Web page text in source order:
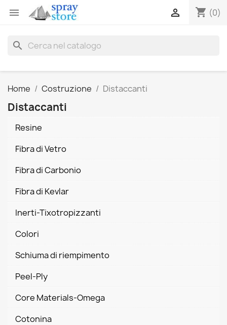
 shopping_cart (0)

search
Home Costruzione Distaccanti
Distaccanti
Resine
Fibra di Vetro
Fibra di Carbonio
Fibra di Kevlar
Inerti-Tixotropizzanti
Colori
Schiuma di riempimento
Peel-Ply
Core Materials-Omega
Cotonina